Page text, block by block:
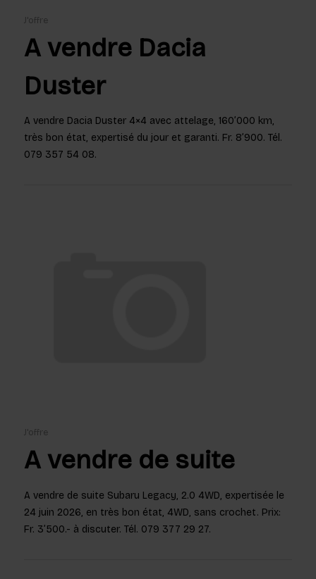
J'offre
A vendre Dacia
Duster
A vendre Dacia Duster 4×4 avec attelage, 160’000 km,
très bon état, expertisé du jour et garanti. Fr. 8’900. Tél.
079 357 54 08.
J'offre
A vendre de suite
A vendre de suite Subaru Legacy, 2.0 4WD, expertisée le
24 juin 2026, en très bon état, 4WD, sans crochet. Prix:
Fr. 3’500.- à discuter. Tél. 079 377 29 27.